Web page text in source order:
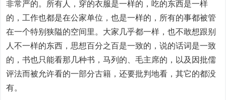
非常严的。所有人，穿的衣服是一样的，吃的东西是一样
的，工作也都是在公家单位，也是一样的，所有的事都被管
在一个特别狭隘的空间里。大家几乎都一样，也不敢想跟别
人不一样的东西，思想百分之百是一致的，说的话词是一致
的，书也只能看那几种书，马列的、毛主席的，以及因批儒
评法而被允许看的一部分古籍，还要批判地看，其它的都没
有。